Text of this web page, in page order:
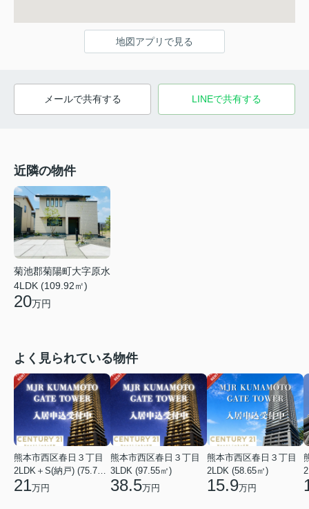
地図アプリで見る
メールで共有する LINEで共有する
近隣の物件
菊池郡菊陽町大字原水
4LDK (109.92㎡)
20万円
よく見られている物件
熊本市西区春日３丁目
2LDK＋S(納戸) (75.74㎡)
21万円
熊本市西区春日３丁目
3LDK (97.55㎡)
38.5万円
熊本市西区春日３丁目
2LDK (58.65㎡)
15.9万円